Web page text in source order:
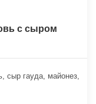
с сыром
сыр гауда, майонез,